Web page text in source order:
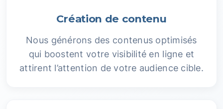
Création de contenu
Nous générons des contenus optimisés
qui boostent votre visibilité en ligne et
attirent l’attention de votre audience cible.